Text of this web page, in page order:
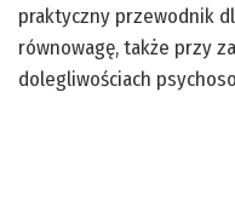
praktyczny przewodnik
równowagę, także przy
dolegliwościach